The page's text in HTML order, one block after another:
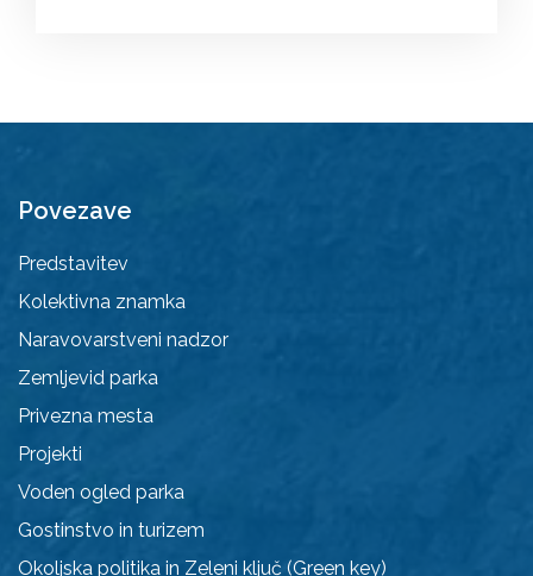
Povezave
Predstavitev
Kolektivna znamka
Naravovarstveni nadzor
Zemljevid parka
Privezna mesta
Projekti
Voden ogled parka
Gostinstvo in turizem
Okoljska politika in Zeleni ključ (Green key)